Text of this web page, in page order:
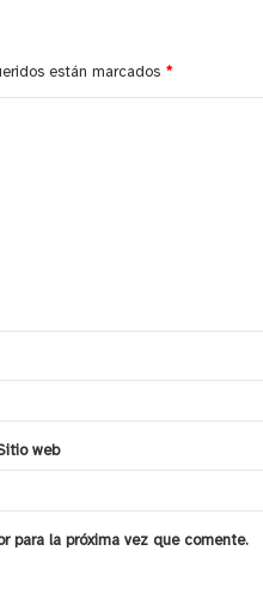
están marcados *
web
para la próxima vez que comente.